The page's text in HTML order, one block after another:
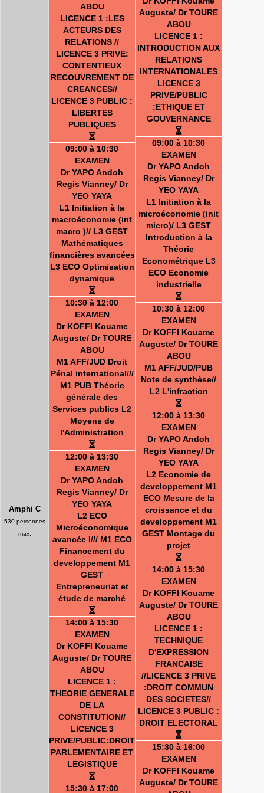
Amphi C
530 personnes
max.
ABOU
LICENCE 1 :LES
ACTEURS DES
RELATIONS //
LICENCE 3 PRIVE:
CONTENTIEUX
RECOUVREMENT DE
CREANCES//
LICENCE 3 PUBLIC :
LIBERTES
PUBLIQUES
09:00 à 10:30
EXAMEN
Dr YAPO Andoh
Regis Vianney/ Dr
YEO YAYA
L1 Initiation à la
macroéconomie (int
macro )// L3 GEST
Mathématiques
financières avancées
L3 ECO Optimisation
dynamique
10:30 à 12:00
EXAMEN
Dr KOFFI Kouame
Auguste/ Dr TOURE
ABOU
M1 AFF/JUD Droit
Pénal international///
M1 PUB Théorie
générale des
Services publics L2
Moyens de
l'Administration
12:00 à 13:30
EXAMEN
Dr YAPO Andoh
Regis Vianney/ Dr
YEO YAYA
L2 ECO
Microéconomique
avancée I/// M1 ECO
Financement du
developpement M1
GEST
Entrepreneuriat et
étude de marché
14:00 à 15:30
EXAMEN
Dr KOFFI Kouame
Auguste/ Dr TOURE
ABOU
LICENCE 1 :
THEORIE GENERALE
DE LA
CONSTITUTION//
LICENCE 3
PRIVE/PUBLIC:DROIT
PARLEMENTAIRE ET
LEGISTIQUE
15:30 à 17:00
Auguste/ Dr TOURE
ABOU
LICENCE 1 :
INTRODUCTION AUX
RELATIONS
INTERNATIONALES
LICENCE 3
PRIVE/PUBLIC
:ETHIQUE ET
GOUVERNANCE
09:00 à 10:30
EXAMEN
Dr YAPO Andoh
Regis Vianney/ Dr
YEO YAYA
L1 Initiation à la
microéconomie (init
micro)/ L3 GEST
Introduction à la
Théorie
Econométrique L3
ECO Economie
industrielle
10:30 à 12:00
EXAMEN
Dr KOFFI Kouame
Auguste/ Dr TOURE
ABOU
M1 AFF/JUD/PUB
Note de synthèse//
L2 L'infraction
12:00 à 13:30
EXAMEN
Dr YAPO Andoh
Regis Vianney/ Dr
YEO YAYA
L2 Economie de
developpement M1
ECO Mesure de la
croissance et du
developpement M1
GEST Montage du
projet
14:00 à 15:30
EXAMEN
Dr KOFFI Kouame
Auguste/ Dr TOURE
ABOU
LICENCE 1 :
TECHNIQUE
D'EXPRESSION
FRANCAISE
//LICENCE 3 PRIVE
:DROIT COMMUN
DES SOCIETES//
LICENCE 3 PUBLIC :
DROIT ELECTORAL
15:30 à 16:00
EXAMEN
Dr KOFFI Kouame
Auguste/ Dr TOURE